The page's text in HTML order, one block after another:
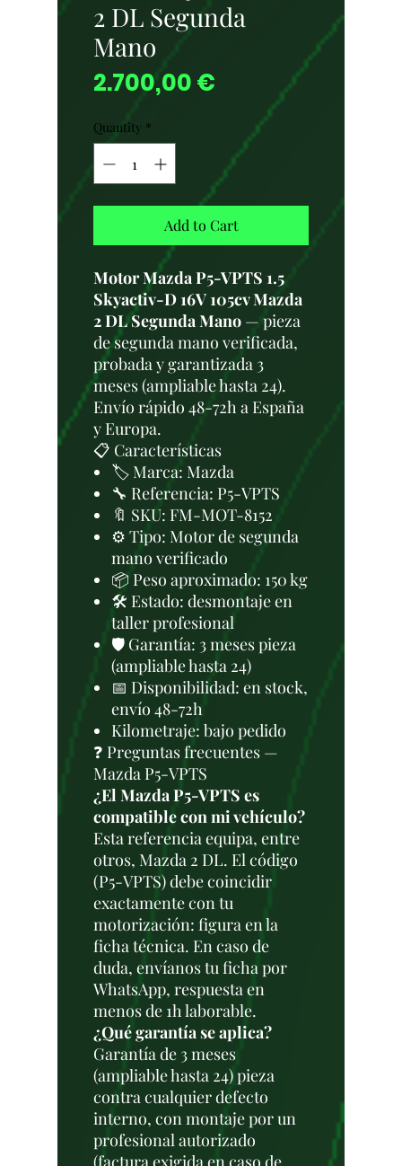
2 DL Segunda
Mano
2.700,00 €
Quantity *
Add to Cart
Motor Mazda P5-VPTS 1.5
Skyactiv-D 16V 105cv Mazda
2 DL Segunda Mano — pieza
de segunda mano verificada,
probada y garantizada 3
meses (ampliable hasta 24).
Envío rápido 48-72h a España
y Europa.
📋 Características
🏷️ Marca: Mazda
🔧 Referencia: P5-VPTS
🔖 SKU: FM-MOT-8152
⚙️ Tipo: Motor de segunda
mano verificado
📦 Peso aproximado: 150 kg
🛠 Estado: desmontaje en
taller profesional
🛡️ Garantía: 3 meses pieza
(ampliable hasta 24)
📅 Disponibilidad: en stock,
envío 48-72h
Kilometraje: bajo pedido
❓ Preguntas frecuentes —
Mazda P5-VPTS
¿El Mazda P5-VPTS es
compatible con mi vehículo?
Esta referencia equipa, entre
otros, Mazda 2 DL. El código
(P5-VPTS) debe coincidir
exactamente con tu
motorización: figura en la
ficha técnica. En caso de
duda, envíanos tu ficha por
WhatsApp, respuesta en
menos de 1h laborable.
¿Qué garantía se aplica?
Garantía de 3 meses
(ampliable hasta 24) pieza
contra cualquier defecto
interno, con montaje por un
profesional autorizado
(factura exigida en caso de